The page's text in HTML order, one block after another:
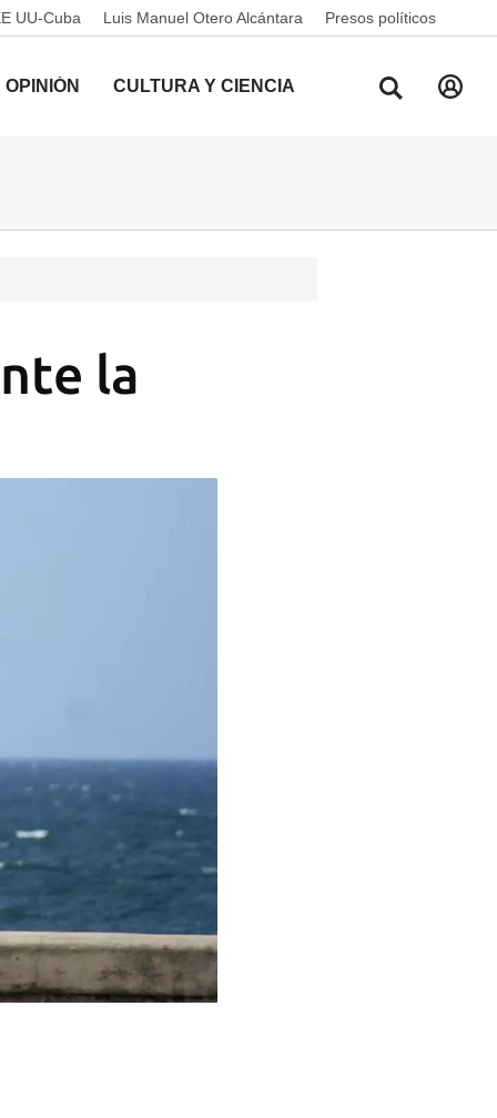
UU-Cuba Luis Manuel Otero Alcántara Presos políticos
OPINIÓN CULTURA Y CIENCIA
la